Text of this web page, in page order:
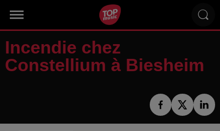
Incendie chez
Constellium à Biesheim